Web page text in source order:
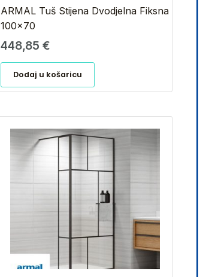
ARMAL Tuš Stijena Dvodjelna Fiksna
100×70
448,85 €
Dodaj u košaricu